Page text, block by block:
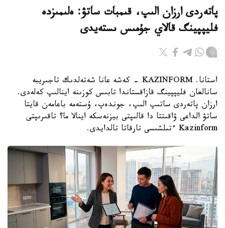
پاتەردى ارزان الىپ، قىمبات ساتۋ: ەلىمىزدە
فليپپينگ قالاي جۇمىس ىستەيدى
استانا. KAZINFORM - كەشە عانا شەتەلدىك تاجىريبە
سانالعان فليپپينگ قازاقستاندا تابىس كوزىنە اينالىپ كەلەدى.
ارزان پاتەردى ساتىپ الىپ، جوندەپ، ۇستەمە باعامەن قايتا
ساتۋ الداعى ۋاقىتتا دا قالىپتى بيزنەسكە اينالا ما؟ تاقىرىپتى
Kazinform ءتىلشىسى تارقاتا تالدايدى.